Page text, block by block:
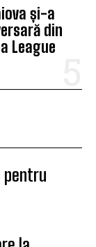
și-a
din
League
pentru